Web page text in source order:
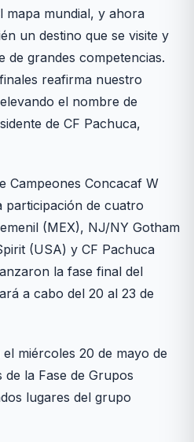
mapa mundial, y ahora
un destino que se visite y
de grandes competencias.
reafirma nuestro
el nombre de
de CF Pachuca,
Campeones Concacaf W
de cuatro
(MEX), NJ/NY Gotham
(USA) y CF Pachuca
la fase final del
a cabo del 20 al 23 de
miércoles 20 de mayo de
la Fase de Grupos
lugares del grupo